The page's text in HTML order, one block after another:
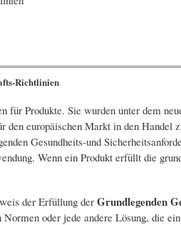
Richtlinien
für Produkte. Sie wurden unter dem
den europäischen Markt in den
Gesundheits-und
Wenn ein Produkt erfüllt die
der Erfüllung der Grundlegenden
oder jede andere Lösung, die